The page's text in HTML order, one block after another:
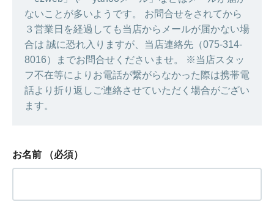
ないことが多いようです。 お問合せをされてから
３営業日を経過しても当店からメールが届かない場
合は 誠に恐れ入りますが、当店連絡先（075-314-
8016）までお問合せくださいませ。 ※当店スタッ
フ不在等によりお電話が繋がらなかった際は携帯電
話より折り返しご連絡させていただく場合がござい
ます。
お名前 （必須）